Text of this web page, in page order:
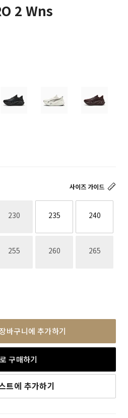
2 Wns
사이즈 가이드
230재고없음 235 240
255재고없음 260재고없음 265재고없음
바구니에 추가하기
구매하기
트에 추가하기